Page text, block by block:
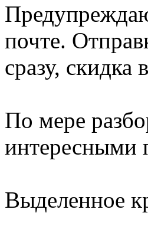
почте.
сразу, скидка
По мере
интересными
Выделенное